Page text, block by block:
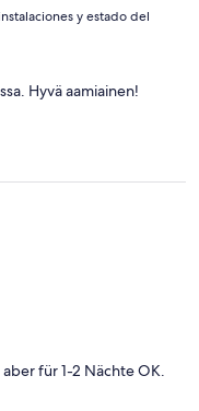
y estado del
Hyvä aamiainen!
für 1-2 Nächte OK.